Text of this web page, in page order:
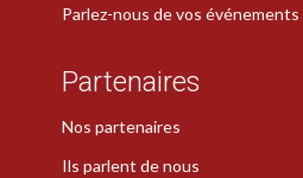
Parlez-nous de vos événements
Partenaires
Nos partenaires
Ils parlent de nous